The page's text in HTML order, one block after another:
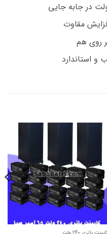
در جابه جایی
مقاوت
روی هم
استاندارد